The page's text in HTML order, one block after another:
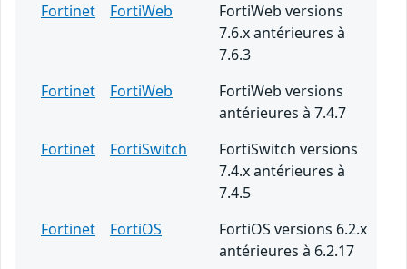
Fortinet
FortiWeb
FortiWeb versions
7.6.x antérieures à
7.6.3
Fortinet
FortiWeb
FortiWeb versions
antérieures à 7.4.7
Fortinet
FortiSwitch
FortiSwitch versions
7.4.x antérieures à
7.4.5
Fortinet
FortiOS
FortiOS versions 6.2.x
antérieures à 6.2.17